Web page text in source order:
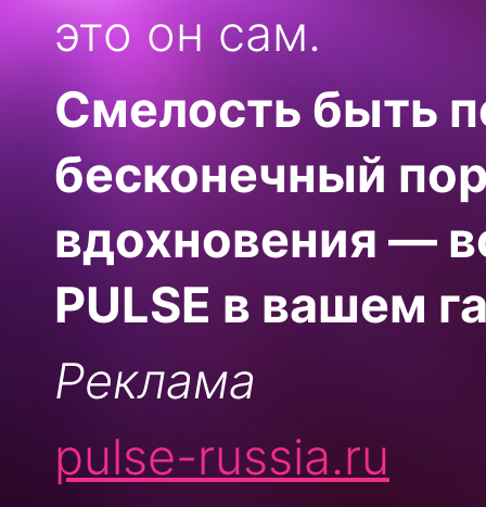
это он сам.
Смелость быть
бесконечный
вдохновения —
PULSE в вашем
Реклама
pulse-russia.ru